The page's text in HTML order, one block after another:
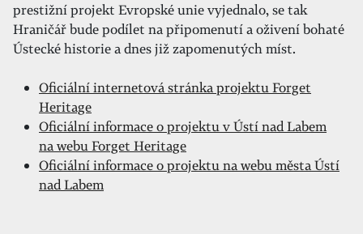
prestižní projekt Evropské unie vyjednalo, se tak
Hraničář bude podílet na připomenutí a oživení bohaté
Ústecké historie a dnes již zapomenutých míst.
Oficiální internetová stránka projektu Forget
Heritage
Oficiální informace o projektu v Ústí nad Labem
na webu Forget Heritage
Oficiální informace o projektu na webu města Ústí
nad Labem